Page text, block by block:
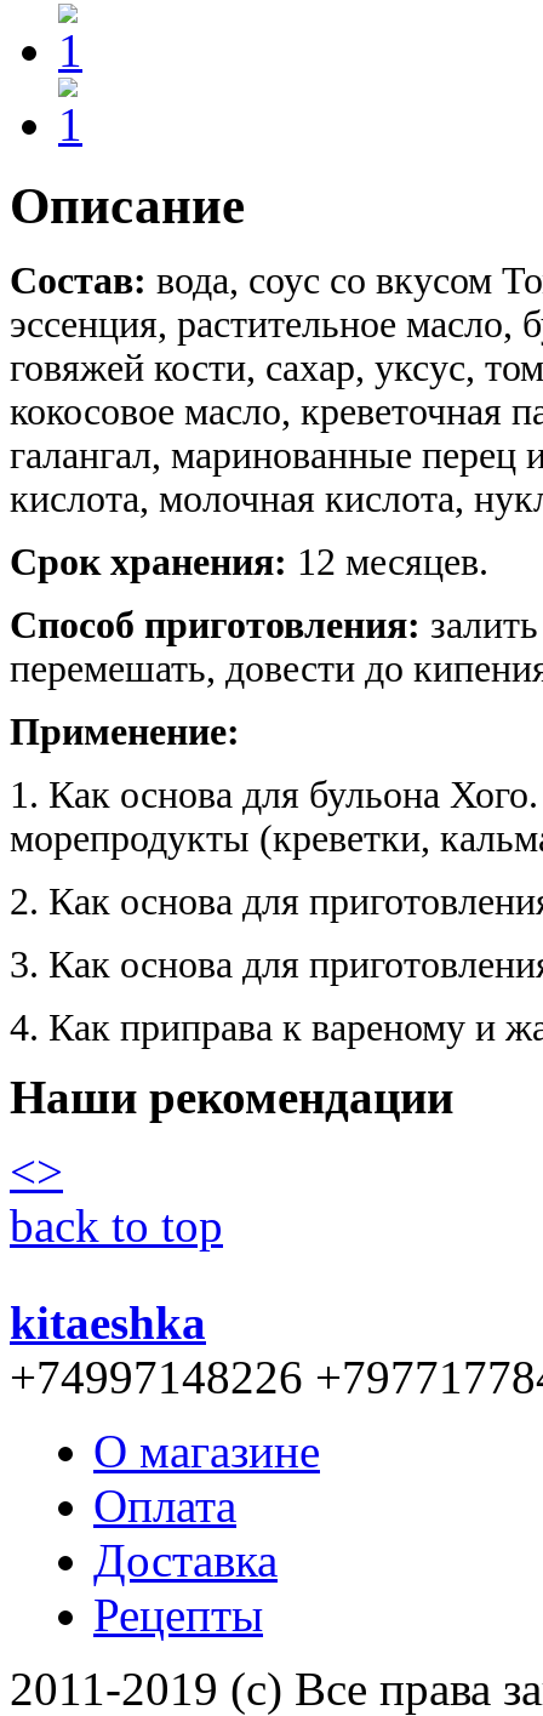
Описание
Состав: вода, соус со вкусом
эссенция, растительное масло,
говяжей кости, сахар, уксус,
кокосовое масло, креветочная
галангал, маринованные
кислота, молочная кислота,
Срок хранения: 12 месяцев.
Способ приготовления:
перемешать, довести до
Применение:
1. Как основа для бульона
морепродукты (креветки,
2. Как основа для
3. Как основа для
4. Как приправа к вареному и
Наши рекомендации
<>
back to top
kitaeshka
+74997148226
О магазине
Оплата
Доставка
Рецепты
2011-2019 (c) Все права